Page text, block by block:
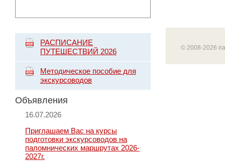
РАСПИСАНИЕ
ПУТЕШЕСТВИЙ 2026
Методическое пособие для
экскурсоводов
Объявления
16.07.2026
Приглашаем Вас на курсы
подготовки экскурсоводов на
паломнических маршрутах 2026-
2027г.
© 2008-2026